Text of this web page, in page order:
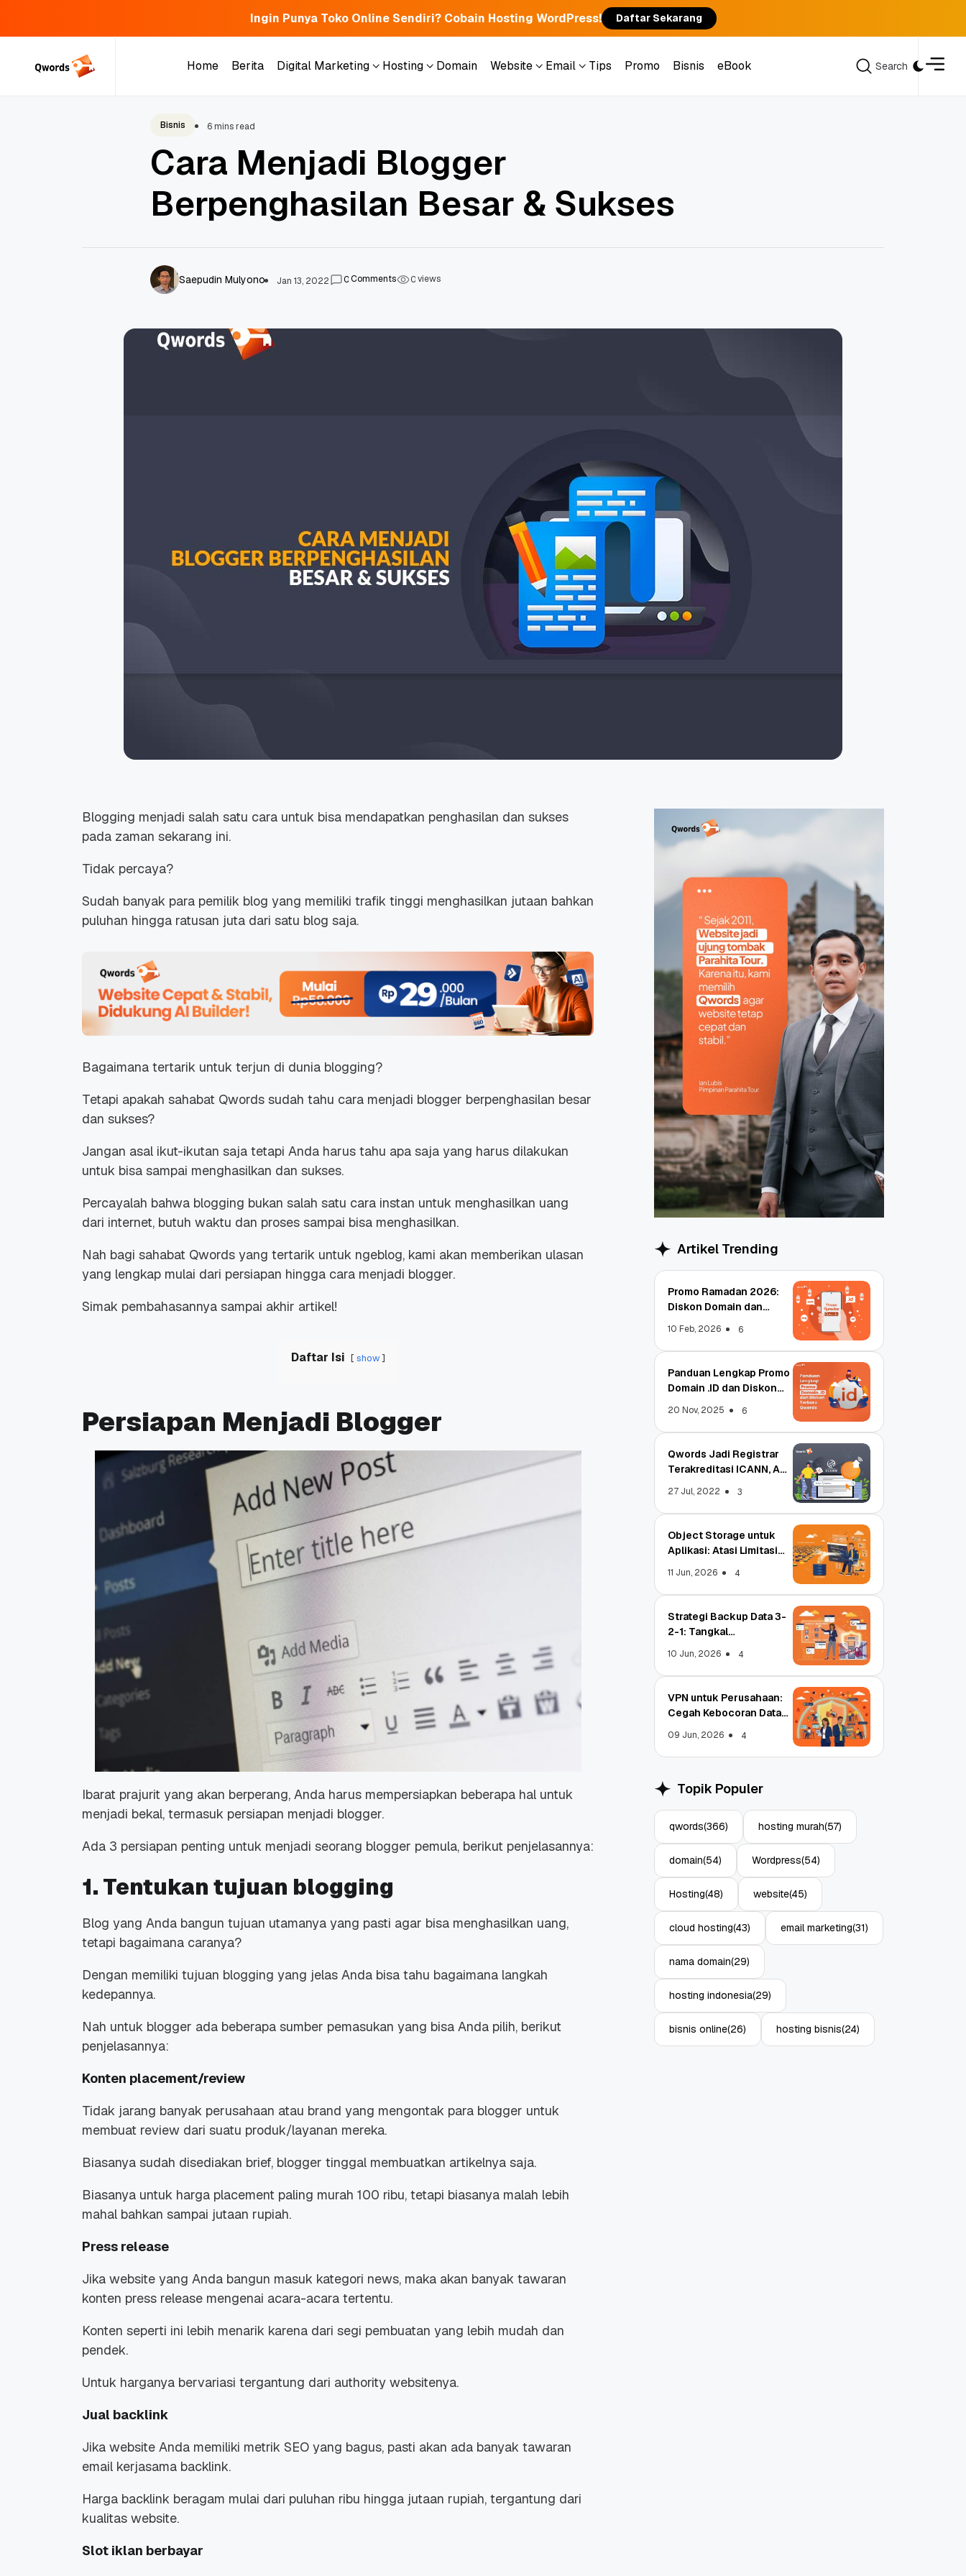
Ingin Punya Toko Online Sendiri? Cobain Hosting WordPress! Daftar Sekarang
Home
Berita
Digital Marketing
Hosting
Domain
Website
Email
Tips
Promo
Bisnis
eBook
Search
Diskon Domain dan
Panduan Lengkap Promo
Domain .ID dan Diskon
Terbaru
20 Nov, 2025
Qwords Jadi Registrar
Terakreditasi ICANN, Apa
Object Storage untuk
Aplikasi: Atasi Limitasi
4
Bisnis 6 mins read
Cara Menjadi Blogger
Berpenghasilan Besar & Sukses
Saepudin Mulyono Jan 13, 2022 0Comments 0views
Blogging menjadi salah satu cara untuk bisa mendapatkan penghasilan dan sukses
pada zaman sekarang ini.
Tidak percaya?
Sudah banyak para pemilik blog yang memiliki trafik tinggi menghasilkan jutaan bahkan
puluhan hingga ratusan juta dari satu blog saja.
Bagaimana tertarik untuk terjun di dunia blogging?
Tetapi apakah sahabat Qwords sudah tahu cara menjadi blogger berpenghasilan besar
dan sukses?
Jangan asal ikut-ikutan saja tetapi Anda harus tahu apa saja yang harus dilakukan
untuk bisa sampai menghasilkan dan sukses.
Percayalah bahwa blogging bukan salah satu cara instan untuk menghasilkan uang
dari internet, butuh waktu dan proses sampai bisa menghasilkan.
Nah bagi sahabat Qwords yang tertarik untuk ngeblog, kami akan memberikan ulasan
yang lengkap mulai dari persiapan hingga cara menjadi blogger.
Simak pembahasannya sampai akhir artikel!
Daftar Isi show
Persiapan Menjadi Blogger
Ibarat prajurit yang akan berperang, Anda harus mempersiapkan beberapa hal untuk
menjadi bekal, termasuk persiapan menjadi blogger.
Ada 3 persiapan penting untuk menjadi seorang blogger pemula, berikut penjelasannya:
1. Tentukan tujuan blogging
Blog yang Anda bangun tujuan utamanya yang pasti agar bisa menghasilkan uang,
tetapi bagaimana caranya?
Dengan memiliki tujuan blogging yang jelas Anda bisa tahu bagaimana langkah
kedepannya.
Nah untuk blogger ada beberapa sumber pemasukan yang bisa Anda pilih, berikut
penjelasannya:
Konten placement/review
Tidak jarang banyak perusahaan atau brand yang mengontak para blogger untuk
membuat review dari suatu produk/layanan mereka.
Biasanya sudah disediakan brief, blogger tinggal membuatkan artikelnya saja.
Biasanya untuk harga placement paling murah 100 ribu, tetapi biasanya malah lebih
mahal bahkan sampai jutaan rupiah.
Press release
Jika website yang Anda bangun masuk kategori news, maka akan banyak tawaran
konten press release mengenai acara-acara tertentu.
Konten seperti ini lebih menarik karena dari segi pembuatan yang lebih mudah dan
pendek.
Untuk harganya bervariasi tergantung dari authority websitenya.
Jual backlink
Jika website Anda memiliki metrik SEO yang bagus, pasti akan ada banyak tawaran
email kerjasama backlink.
Harga backlink beragam mulai dari puluhan ribu hingga jutaan rupiah, tergantung dari
kualitas website.
Slot iklan berbayar
Artikel Trending
Promo Ramadan 2026:
Diskon Domain dan
10 Feb, 2026 6
Panduan Lengkap Promo
Domain .ID dan Diskon
20 Nov, 2025 6
Qwords Jadi Registrar
Terakreditasi ICANN, Apa
27 Jul, 2022 3
Object Storage untuk
Aplikasi: Atasi Limitasi
11 Jun, 2026 4
Strategi Backup Data 3-
2-1: Tangkal
10 Jun, 2026 4
VPN untuk Perusahaan:
Cegah Kebocoran Data
09 Jun, 2026 4
Topik Populer
qwords(366) hosting murah(57)
domain(54) Wordpress(54)
Hosting(48) website(45)
cloud hosting(43) email marketing(31)
nama domain(29)
hosting indonesia(29)
bisnis online(26) hosting bisnis(24)